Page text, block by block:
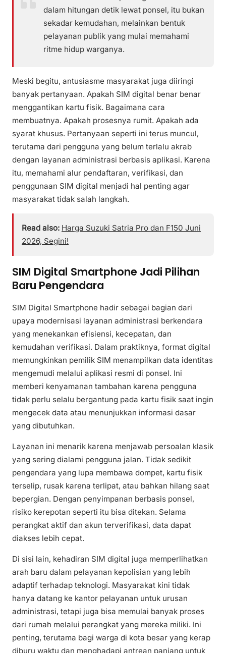
dalam hitungan detik lewat ponsel, itu bukan
sekadar kemudahan, melainkan bentuk
pelayanan publik yang mulai memahami
ritme hidup warganya.
Meski begitu, antusiasme masyarakat juga diiringi
banyak pertanyaan. Apakah SIM digital benar benar
menggantikan kartu fisik. Bagaimana cara
membuatnya. Apakah prosesnya rumit. Apakah ada
syarat khusus. Pertanyaan seperti ini terus muncul,
terutama dari pengguna yang belum terlalu akrab
dengan layanan administrasi berbasis aplikasi. Karena
itu, memahami alur pendaftaran, verifikasi, dan
penggunaan SIM digital menjadi hal penting agar
masyarakat tidak salah langkah.
Read also: Harga Suzuki Satria Pro dan F150 Juni
2026, Segini!
SIM Digital Smartphone Jadi Pilihan
Baru Pengendara
SIM Digital Smartphone hadir sebagai bagian dari
upaya modernisasi layanan administrasi berkendara
yang menekankan efisiensi, kecepatan, dan
kemudahan verifikasi. Dalam praktiknya, format digital
memungkinkan pemilik SIM menampilkan data identitas
mengemudi melalui aplikasi resmi di ponsel. Ini
memberi kenyamanan tambahan karena pengguna
tidak perlu selalu bergantung pada kartu fisik saat ingin
mengecek data atau menunjukkan informasi dasar
yang dibutuhkan.
Layanan ini menarik karena menjawab persoalan klasik
yang sering dialami pengguna jalan. Tidak sedikit
pengendara yang lupa membawa dompet, kartu fisik
terselip, rusak karena terlipat, atau bahkan hilang saat
bepergian. Dengan penyimpanan berbasis ponsel,
risiko kerepotan seperti itu bisa ditekan. Selama
perangkat aktif dan akun terverifikasi, data dapat
diakses lebih cepat.
Di sisi lain, kehadiran SIM digital juga memperlihatkan
arah baru dalam pelayanan kepolisian yang lebih
adaptif terhadap teknologi. Masyarakat kini tidak
hanya datang ke kantor pelayanan untuk urusan
administrasi, tetapi juga bisa memulai banyak proses
dari rumah melalui perangkat yang mereka miliki. Ini
penting, terutama bagi warga di kota besar yang kerap
diburu waktu dan menghadapi antrean panjang untuk